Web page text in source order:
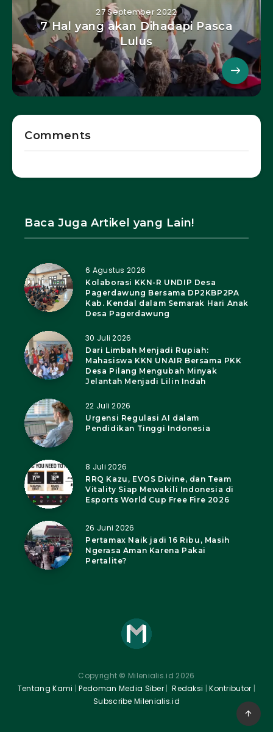
27 September 2022
7 Hal yang akan Dihadapi Pasca
Lulus
Comments
Baca Juga Artikel yang Lain!
6 Agustus 2026
Kolaborasi KKN-R UNDIP Desa
Pagerdawung Bersama DP2KBP2PA
Kab. Kendal dalam Semarak Hari Anak
Desa Pagerdawung
30 Juli 2026
Dari Limbah Menjadi Rupiah:
Mahasiswa KKN UNAIR Bersama PKK
Desa Pilang Mengubah Minyak
Jelantah Menjadi Lilin Indah
22 Juli 2026
Urgensi Regulasi AI dalam
Pendidikan Tinggi Indonesia
8 Juli 2026
RRQ Kazu, EVOS Divine, dan Team
Vitality Siap Mewakili Indonesia di
Esports World Cup Free Fire 2026
26 Juni 2026
Pertamax Naik jadi 16 Ribu, Masih
Ngerasa Aman Karena Pakai
Pertalite?
Copyright © Milenialis.id 2026
Tentang Kami |Pedoman Media Siber | Redaksi |Kontributor |
Subscribe Milenialis.id